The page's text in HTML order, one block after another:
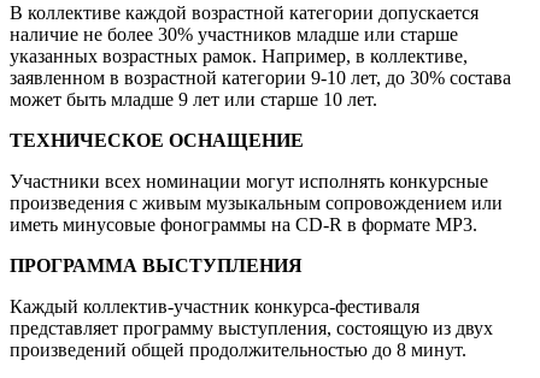
В коллективе каждой возрастной категории допускается
наличие не более 30% участников младше или старше
указанных возрастных рамок. Например, в коллективе,
заявленном в возрастной категории 9-10 лет, до 30% состава
может быть младше 9 лет или старше 10 лет.
ТЕХНИЧЕСКОЕ ОСНАЩЕНИЕ
Участники всех номинации могут исполнять конкурсные
произведения с живым музыкальным сопровождением или
иметь минусовые фонограммы на CD-R в формате MP3.
ПРОГРАММА ВЫСТУПЛЕНИЯ
Каждый коллектив-участник конкурса-фестиваля
представляет программу выступления, состоящую из двух
произведений общей продолжительностью до 8 минут.